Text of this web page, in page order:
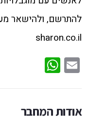
sharon.co.il
Email
אודות המחבר